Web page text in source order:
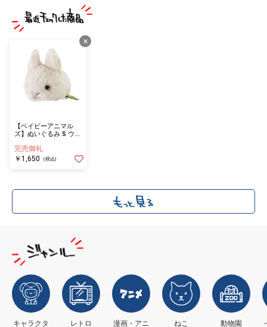
×
【ベイビーアニマル
ズ】ぬいぐるみ S ウサ
完売御礼
￥1,650
(税込)
キャラクタ
レトロ
漫画・アニ
ねこ 動物園